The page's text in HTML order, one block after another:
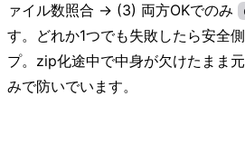
ァイル数照合 → (3) 両方OKでのみ
す。どれか1つでも失敗したら安全
プ。zip化途中で中身が欠けたまま
みで防いでいます。